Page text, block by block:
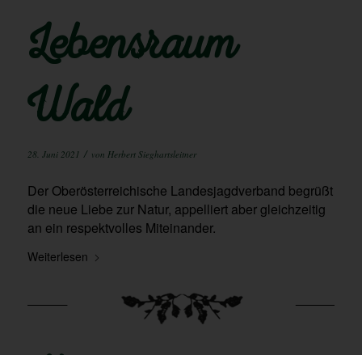
Lebensraum
Wald
28. Juni 2021 / von Herbert Sieghartsleitner
Der Oberösterreichische Landesjagdverband begrüßt
die neue Liebe zur Natur, appelliert aber gleichzeitig
an ein respektvolles Miteinander.
Weiterlesen